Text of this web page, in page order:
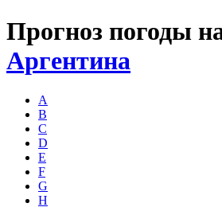
Прогноз погоды
Аргентина
A
B
C
D
E
F
G
H